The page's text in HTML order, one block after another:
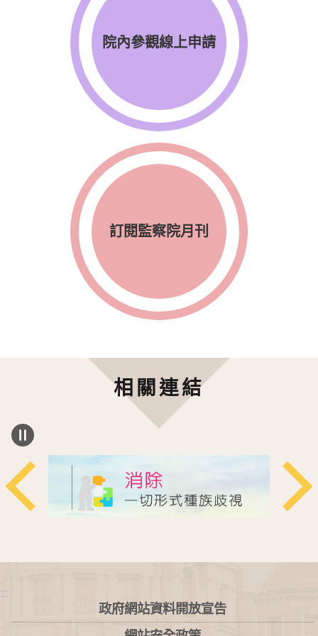
院內參觀線上申請
訂閱監察院月刊
相關連結
:::
政府網站資料開放宣告